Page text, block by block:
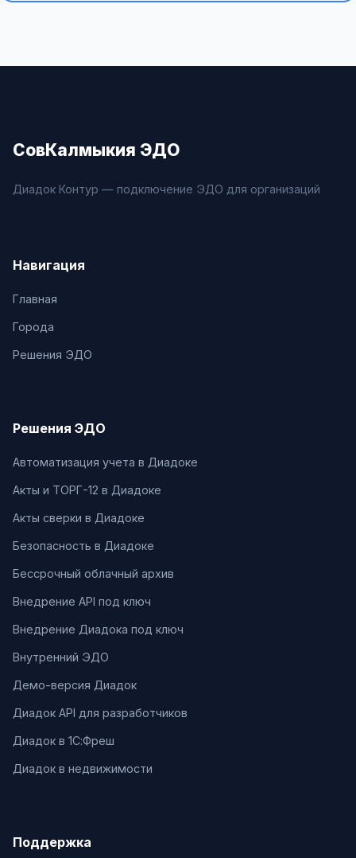
СовКалмыкия ЭДО
Диадок Контур — подключение ЭДО для организаций
Навигация
Главная
Города
Решения ЭДО
Решения ЭДО
Автоматизация учета в Диадоке
Акты и ТОРГ-12 в Диадоке
Акты сверки в Диадоке
Безопасность в Диадоке
Бессрочный облачный архив
Внедрение API под ключ
Внедрение Диадока под ключ
Внутренний ЭДО
Демо-версия Диадок
Диадок API для разработчиков
Диадок в 1С:Фреш
Диадок в недвижимости
Поддержка